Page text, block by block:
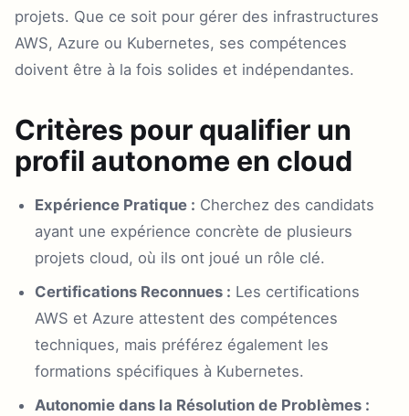
projets. Que ce soit pour gérer des infrastructures
AWS, Azure ou Kubernetes, ses compétences
doivent être à la fois solides et indépendantes.
Critères pour qualifier un
profil autonome en cloud
Expérience Pratique : Cherchez des candidats
ayant une expérience concrète de plusieurs
projets cloud, où ils ont joué un rôle clé.
Certifications Reconnues : Les certifications
AWS et Azure attestent des compétences
techniques, mais préférez également les
formations spécifiques à Kubernetes.
Autonomie dans la Résolution de Problèmes :